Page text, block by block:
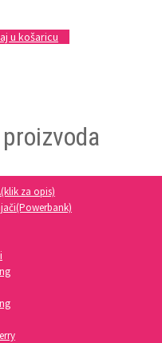
u košaricu
za opis)